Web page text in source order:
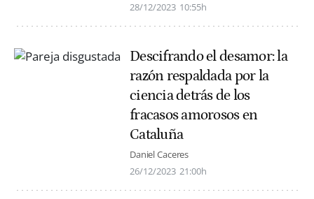
28/12/2023 10:55h
Descifrando el desamor: la
razón respaldada por la
ciencia detrás de los
fracasos amorosos en
Cataluña
Daniel Caceres
26/12/2023 21:00h